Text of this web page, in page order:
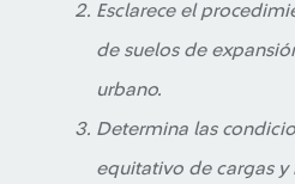
Esclarece el
de suelos de
urbano.
Determina las
equitativo de cargas y